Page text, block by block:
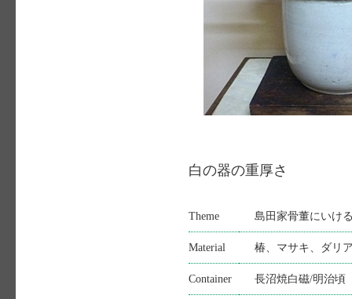
白の器の重厚さ
Theme 島田家骨董にいけ
Material 椿、マサキ、ダリ
Container 長沼焼白磁/明治頃